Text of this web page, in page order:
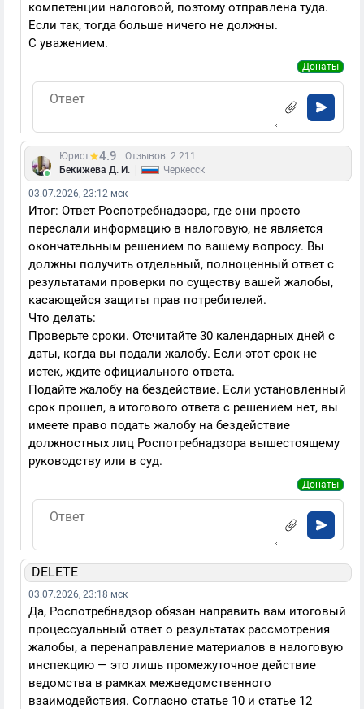
компетенции налоговой, поэтому отправлена туда.
Если так, тогда больше ничего не должны.
С уважением.
Донаты
Юрист 4.9
Отзывов: 2 211
Бекижева Д. И.
Черкесск
03.07.2026, 23:12 мск
Итог: Ответ Роспотребнадзора, где они просто
переслали информацию в налоговую, не является
окончательным решением по вашему вопросу. Вы
должны получить отдельный, полноценный ответ с
результатами проверки по существу вашей жалобы,
касающейся защиты прав потребителей.
Что делать:
Проверьте сроки. Отсчитайте 30 календарных дней с
даты, когда вы подали жалобу. Если этот срок не
истек, ждите официального ответа.
Подайте жалобу на бездействие. Если установленный
срок прошел, а итогового ответа с решением нет, вы
имеете право подать жалобу на бездействие
должностных лиц Роспотребнадзора вышестоящему
руководству или в суд.
Донаты
DELETE
03.07.2026, 23:18 мск
Да, Роспотребнадзор обязан направить вам итоговый
процессуальный ответ о результатах рассмотрения
жалобы, а перенаправление материалов в налоговую
инспекцию — это лишь промежуточное действие
ведомства в рамках межведомственного
взаимодействия. Согласно статье 10 и статье 12